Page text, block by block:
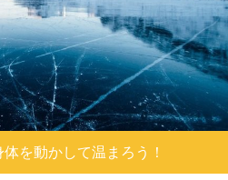
を動かして温まろう！